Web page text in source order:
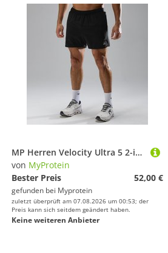
MP Herren Velocity Ultra 5 2-in-1 Mesh Shorts - Schwarz - XS
von MyProtein
Bester Preis
52,00 €
gefunden bei Myprotein
zuletzt überprüft am 07.08.2026 um 00:53; der
Preis kann sich seitdem geändert haben.
Keine weiteren Anbieter